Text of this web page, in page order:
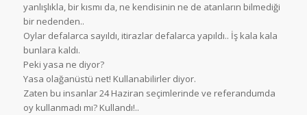
yanlışlıkla, bir kısmı da, ne kendisinin ne de atanların bilmediği
bir nedenden..
Oylar defalarca sayıldı, itirazlar defalarca yapıldı.. İş kala kala
bunlara kaldı.
Peki yasa ne diyor?
Yasa olağanüstü net! Kullanabilirler diyor.
Zaten bu insanlar 24 Haziran seçimlerinde ve referandumda
oy kullanmadı mı? Kullandı!..